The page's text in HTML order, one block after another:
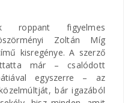
roppant figyelmes
Zoltán Míg
kisregénye. A szerző
már – csalódott
egyszerre – az
bár igazából